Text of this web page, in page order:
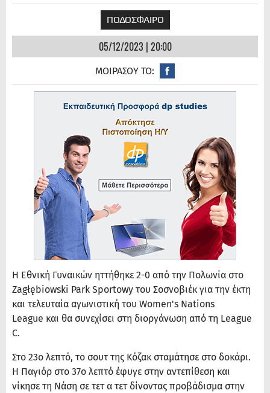
ΠΟΔΟΣΦΑΙΡΟ
05/12/2023 | 20:00
ΜΟΙΡΑΣΟΥ ΤΟ:
Η Εθνική Γυναικών ηττήθηκε 2-0 από την Πολωνία στο
Zagłębiowski Park Sportowy του Σοσνοβιέκ για την έκτη
και τελευταία αγωνιστική του Women's Nations
League και θα συνεχίσει στη διοργάνωση από τη League
C.
Στο 23ο λεπτό, το σουτ της Κόζακ σταμάτησε στο δοκάρι.
Η Παγιόρ στο 37ο λεπτό έφυγε στην αντεπίθεση και
νίκησε τη Νάση σε τετ α τετ δίνοντας προβάδισμα στην